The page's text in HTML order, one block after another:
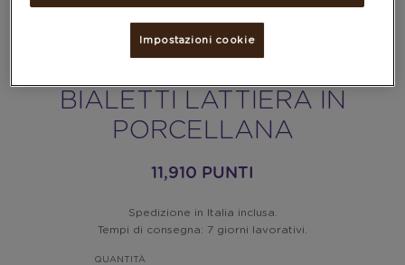
BIALETTI LATTIERA IN
PORCELLANA
11,910 PUNTI
Spedizione in Italia inclusa.
Tempi di consegna: 7 giorni lavorativi.
QUANTITÀ
Impostazioni cookie